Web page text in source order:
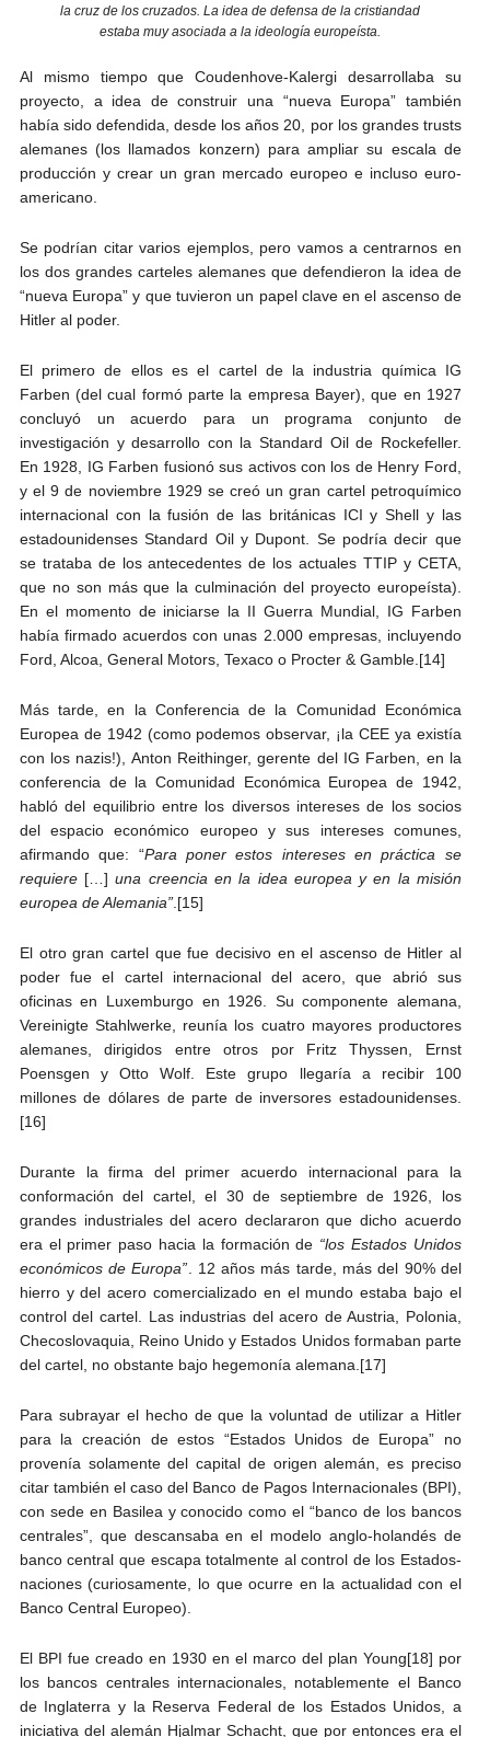
la cruz de los cruzados. La idea de defensa de la cristiandad
estaba muy asociada a la ideología europeísta.
Al mismo tiempo que Coudenhove-Kalergi desarrollaba su
proyecto, a idea de construir una “nueva Europa” también
había sido defendida, desde los años 20, por los grandes trusts
alemanes (los llamados konzern) para ampliar su escala de
producción y crear un gran mercado europeo e incluso euro-
americano.
Se podrían citar varios ejemplos, pero vamos a centrarnos en
los dos grandes carteles alemanes que defendieron la idea de
“nueva Europa” y que tuvieron un papel clave en el ascenso de
Hitler al poder.
El primero de ellos es el cartel de la industria química IG
Farben (del cual formó parte la empresa Bayer), que en 1927
concluyó un acuerdo para un programa conjunto de
investigación y desarrollo con la Standard Oil de Rockefeller.
En 1928, IG Farben fusionó sus activos con los de Henry Ford,
y el 9 de noviembre 1929 se creó un gran cartel petroquímico
internacional con la fusión de las británicas ICI y Shell y las
estadounidenses Standard Oil y Dupont. Se podría decir que
se trataba de los antecedentes de los actuales TTIP y CETA,
que no son más que la culminación del proyecto europeísta).
En el momento de iniciarse la II Guerra Mundial, IG Farben
había firmado acuerdos con unas 2.000 empresas, incluyendo
Ford, Alcoa, General Motors, Texaco o Procter & Gamble.[14]
Más tarde, en la Conferencia de la Comunidad Económica
Europea de 1942 (como podemos observar, ¡la CEE ya existía
con los nazis!), Anton Reithinger, gerente del IG Farben, en la
conferencia de la Comunidad Económica Europea de 1942,
habló del equilibrio entre los diversos intereses de los socios
del espacio económico europeo y sus intereses comunes,
afirmando que: “Para poner estos intereses en práctica se
requiere […]una creencia en la idea europea y en la misión
europea de Alemania”.[15]
El otro gran cartel que fue decisivo en el ascenso de Hitler al
poder fue el cartel internacional del acero, que abrió sus
oficinas en Luxemburgo en 1926. Su componente alemana,
Vereinigte Stahlwerke, reunía los cuatro mayores productores
alemanes, dirigidos entre otros por Fritz Thyssen, Ernst
Poensgen y Otto Wolf. Este grupo llegaría a recibir 100
millones de dólares de parte de inversores estadounidenses.
[16]
Durante la firma del primer acuerdo internacional para la
conformación del cartel, el 30 de septiembre de 1926, los
grandes industriales del acero declararon que dicho acuerdo
era el primer paso hacia la formación de “los Estados Unidos
económicos de Europa” . 12 años más tarde, más del 90% del
hierro y del acero comercializado en el mundo estaba bajo el
control del cartel. Las industrias del acero de Austria, Polonia,
Checoslovaquia, Reino Unido y Estados Unidos formaban parte
del cartel, no obstante bajo hegemonía alemana.[17]
Para subrayar el hecho de que la voluntad de utilizar a Hitler
para la creación de estos “Estados Unidos de Europa” no
provenía solamente del capital de origen alemán, es preciso
citar también el caso del Banco de Pagos Internacionales (BPI),
con sede en Basilea y conocido como el “banco de los bancos
centrales”, que descansaba en el modelo anglo-holandés de
banco central que escapa totalmente al control de los Estados-
naciones (curiosamente, lo que ocurre en la actualidad con el
Banco Central Europeo).
El BPI fue creado en 1930 en el marco del plan Young[18] por
los bancos centrales internacionales, notablemente el Banco
de Inglaterra y la Reserva Federal de los Estados Unidos, a
iniciativa del alemán Hjalmar Schacht, que por entonces era el